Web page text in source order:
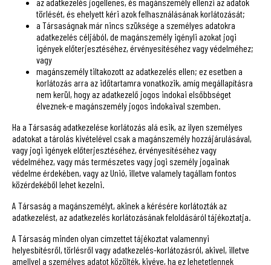
törlését, és ehelyett kéri azok felhasználásának korlátozását;
a Társaságnak már nincs szüksége a személyes adatokra
adatkezelés céljából, de magánszemély igényli azokat jogi
igények előterjesztéséhez, érvényesítéséhez vagy védelméhez;
vagy
magánszemély tiltakozott az adatkezelés ellen; ez esetben a
korlátozás arra az időtartamra vonatkozik, amíg megállapításra
nem kerül, hogy az adatkezelő jogos indokai elsőbbséget
élveznek-e magánszemély jogos indokaival szemben.
Ha a Társaság adatkezelése korlátozás alá esik, az ilyen személyes
adatokat a tárolás kivételével csak a magánszemély hozzájárulásával,
vagy jogi igények előterjesztéséhez, érvényesítéséhez vagy
védelméhez, vagy más természetes vagy jogi személy jogainak
védelme érdekében, vagy az Unió, illetve valamely tagállam fontos
közérdekéből lehet kezelni.
A Társaság a magánszemélyt, akinek a kérésére korlátozták az
adatkezelést, az adatkezelés korlátozásának feloldásáról tájékoztatja.
A Társaság minden olyan címzettet tájékoztat valamennyi
helyesbítésről, törlésről vagy adatkezelés-korlátozásról, akivel, illetve
amellyel a személyes adatot közölték, kivéve, ha ez lehetetlennek